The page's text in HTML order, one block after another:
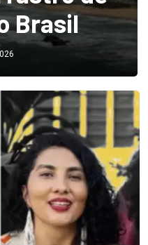
Brasil